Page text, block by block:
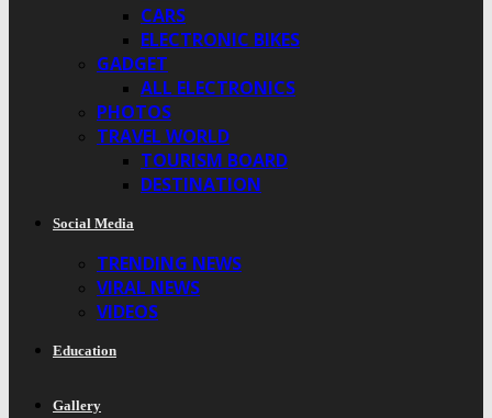
CARS
ELECTRONIC BIKES
GADGET
ALL ELECTRONICS
PHOTOS
TRAVEL WORLD
TOURISM BOARD
DESTINATION
Social Media
TRENDING NEWS
VIRAL NEWS
VIDEOS
Education
Gallery